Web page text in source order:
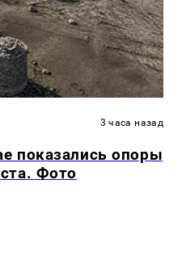
3 часа назад
показались опоры
Фото